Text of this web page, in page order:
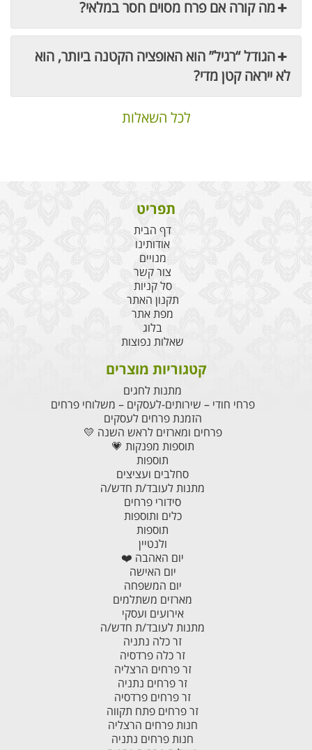
מה קורה אם פרח מסוים חסר במלאי?
הגודל “רגיל” הוא האופציה הקטנה ביותר, הוא
לא ייראה קטן מדי?
לכל השאלות
תפריט
דף הבית
אודותינו
מנויים
צור קשר
סל קניות
תקנון האתר
מפת אתר
בלוג
שאלות נפוצות
קטגוריות מוצרים
מתנות לחגים
פרחי חודי – שירותים-לעסקים – משלוחי פרחים
הזמנת פרחים לעסקים
פרחים ומארזים לראש השנה 💛
תוספות מפנקות 💗
תוספות
סחלבים ועציצים
מתנות לעובד/ת חדש/ה
סידורי פרחים
כלים ותוספות
תוספות
ולנטיין
יום האהבה ❤️
יום האישה
יום המשפחה
מארזים משתלמים
אירועים ועסקי
מתנות לעובד/ת חדש/ה
זר כלה נתניה
זר כלה פרדסיה
זר פרחים הרצליה
זר פרחים נתניה
זר פרחים פרדסיה
זר פרחים פתח תקווה
חנות פרחים הרצליה
חנות פרחים נתניה